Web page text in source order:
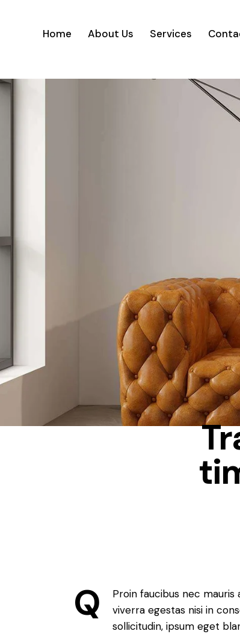
Home About Us Services
Q
Proin faucibus nec
viverra egestas nisi in
sollicitudin, ipsum eget